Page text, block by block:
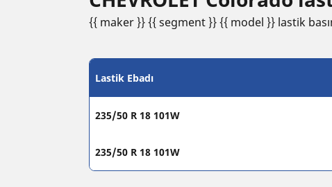
{{ maker }} {{ segment }} {{ model }} lastik
Lastik Ebadı
235/50 R 18 101W
235/50 R 18 101W